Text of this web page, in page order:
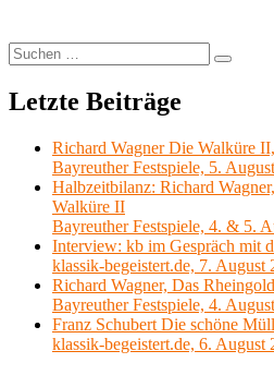
Suchen
nach:
Suchen
Letzte Beiträge
Richard Wagner Die Walküre
Bayreuther Festspiele, 5.
Halbzeitbilanz: Richard
Walküre II
Bayreuther Festspiele, 4. & 5.
Interview: kb im Gespräch mit
klassik-begeistert.de, 7. August
Richard Wagner, Das
Bayreuther Festspiele, 4.
Franz Schubert Die schöne
klassik-begeistert.de, 6. August